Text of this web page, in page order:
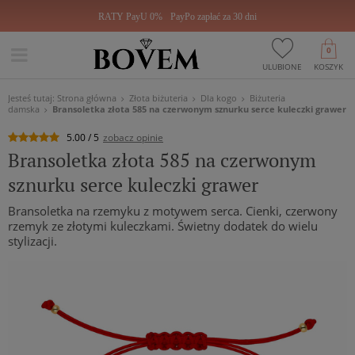
RATY PayU 0% PayPo zapłać za 30 dni
ULUBIONE KOSZYK
0
Jesteś tutaj: Strona główna Złota biżuteria Dla kogo
Biżuteria
damska
Bransoletka złota 585 na czerwonym sznurku serce kuleczki grawer
5.00 / 5 zobacz opinie
Bransoletka złota 585 na czerwonym
sznurku serce kuleczki grawer
Bransoletka na rzemyku z motywem serca. Cienki, czerwony
rzemyk ze złotymi kuleczkami. Świetny dodatek do wielu
stylizacji.